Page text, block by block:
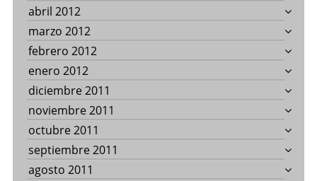
abril 2012
marzo 2012
febrero 2012
enero 2012
diciembre 2011
noviembre 2011
octubre 2011
septiembre 2011
agosto 2011